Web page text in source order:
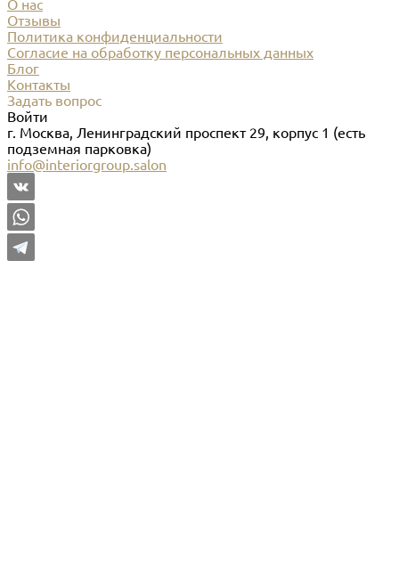
О нас
Отзывы
Политика конфиденциальности
Согласие на обработку персональных данных
Блог
Контакты
Задать вопрос
Войти
г. Москва, Ленинградский проспект 29, корпус 1 (есть
подземная парковка)
info@interiorgroup.salon